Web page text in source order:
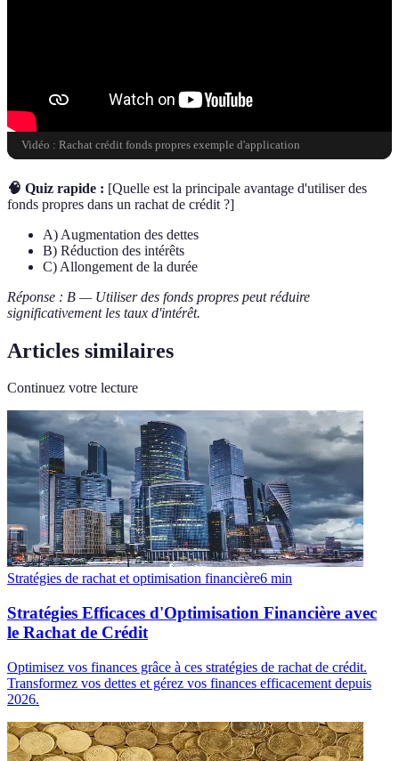
Vidéo : Rachat crédit fonds propres exemple d'application
🧠 Quiz rapide : [Quelle est la principale avantage d'utiliser des
fonds propres dans un rachat de crédit ?]
A) Augmentation des dettes
B) Réduction des intérêts
C) Allongement de la durée
Réponse : B — Utiliser des fonds propres peut réduire
significativement les taux d'intérêt.
Articles similaires
Continuez votre lecture
Stratégies de rachat et optimisation financière6 min
Stratégies Efficaces d'Optimisation Financière avec
le Rachat de Crédit
Optimisez vos finances grâce à ces stratégies de rachat de crédit.
Transformez vos dettes et gérez vos finances efficacement depuis
2026.